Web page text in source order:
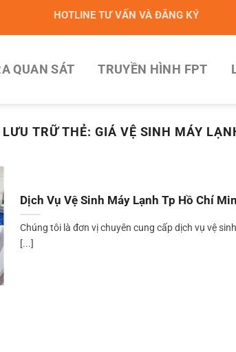
HOTLINE TƯ VẤN VÀ ĐĂNG KÝ
QUAN SÁT TRUYỀN HÌNH FPT
LƯU TRỮ THẺ:GIÁ VỆ SINH MÁY
Dịch Vụ Vệ Sinh Máy Lạnh Tp Hồ Chí
Chúng tôi là đơn vị chuyên cung cấp dịch vụ vệ
[...]